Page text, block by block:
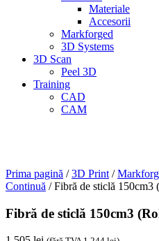
Materiale
Accesorii
Markforged
3D Systems
3D Scan
Peel 3D
Training
CAD
CAM
Prima pagină /3D Print /
Continuă / Fibră de sticlă 150cm3
Fibră de sticlă 150cm3